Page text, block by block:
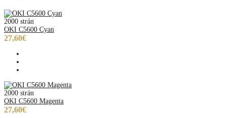
2000 strán
OKI C5600 Cyan
27,60€
2000 strán
OKI C5600 Magenta
27,60€